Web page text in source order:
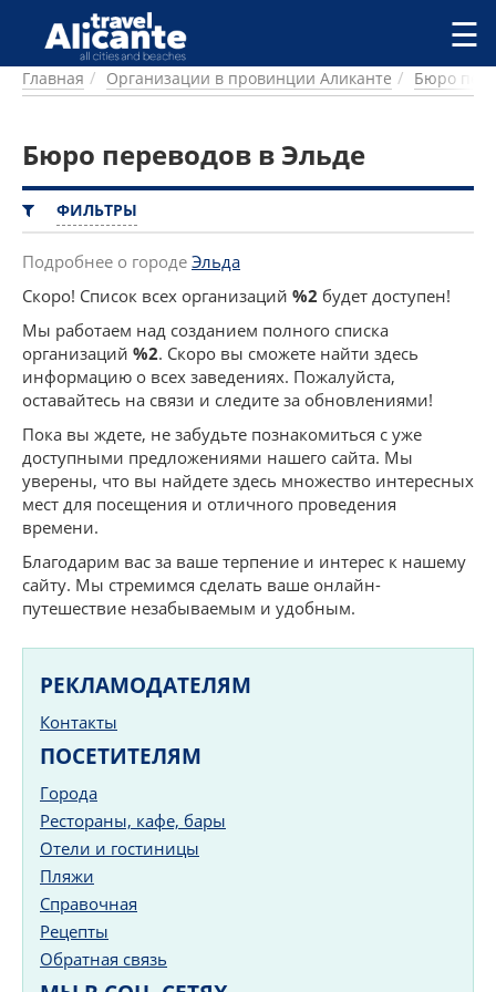
Перейти к основному содержанию
ГОРОДА
ПИТАНИЕ
ПРОЖИВАНИЕ
ПЛЯЖИ
ДОСТОПРИМЕЧАТЕЛЬНОСТИ
КЕМПИНГ
КОМАРКИ (РАЙОНЫ)
РЕЦЕПТЫ
ПРЕДЛОЖЕНИЯ
СТАТЬИ
УСЛУГИ
☰
Главная Организации в провинции Аликанте Бюро
Бюро переводов в Эльде
ФИЛЬТРЫ
Подробнее о городе Эльда
Скоро! Список всех организаций %2 будет доступен!
Мы работаем над созданием полного списка
организаций %2. Скоро вы сможете найти здесь
информацию о всех заведениях. Пожалуйста,
оставайтесь на связи и следите за обновлениями!
Пока вы ждете, не забудьте познакомиться с уже
доступными предложениями нашего сайта. Мы
уверены, что вы найдете здесь множество интересных
мест для посещения и отличного проведения
времени.
Благодарим вас за ваше терпение и интерес к нашему
сайту. Мы стремимся сделать ваше онлайн-
путешествие незабываемым и удобным.
РЕКЛАМОДАТЕЛЯМ
Контакты
ПОСЕТИТЕЛЯМ
Города
Рестораны, кафе, бары
Отели и гостиницы
Пляжи
Справочная
Рецепты
Обратная связь